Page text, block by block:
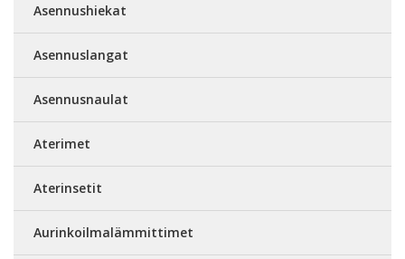
Asennushiekat
Asennuslangat
Asennusnaulat
Aterimet
Aterinsetit
Aurinkoilmalämmittimet